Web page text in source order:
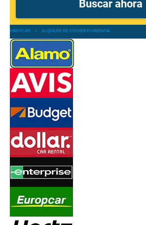
FINDYCAR » ALQUILER DE COCHES FLORENCIA